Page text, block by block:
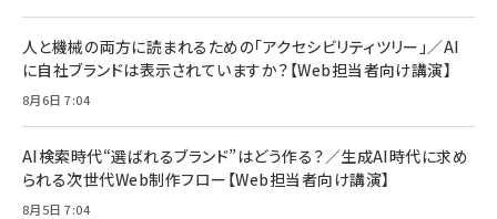
人と機械の両方に読まれるための「アクセシビリティツリー」／AI
に自社ブランドは表示されていますか？【Web担当者向け講演】
8月6日 7:04
AI検索時代“選ばれるブランド”はどう作る？／生成AI時代に求め
られる次世代Web制作フロー【Web担当者向け講演】
8月5日 7:04